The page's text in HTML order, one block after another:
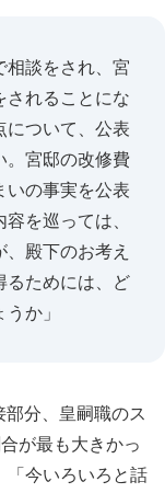
相談をされ、宮
されることにな
について、公表
。宮邸の改修費
いの事実を公表
を巡っては、
殿下のお考え
るためには、ど
か」
分、皇嗣職のス
が最も大きかっ
「今いろいろと話